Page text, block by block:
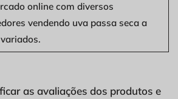
online com diversos
vendendo uva passa seca a
as avaliações dos produtos e